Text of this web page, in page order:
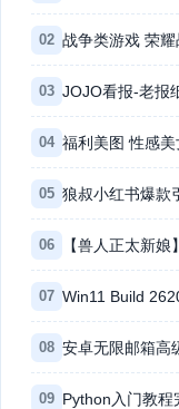
02 战争类游戏 荣
03 JOJO看报-老报
04 福利美图 性感
05 狼叔小红书爆款
06
07
08 安卓无限邮箱高
09